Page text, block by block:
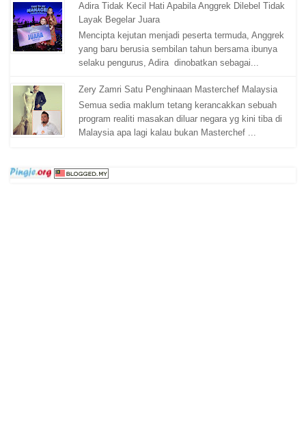
Adira Tidak Kecil Hati Apabila Anggrek Dilebel Tidak
Layak Begelar Juara
Mencipta kejutan menjadi peserta termuda, Anggrek
yang baru berusia sembilan tahun bersama ibunya
selaku pengurus, Adira dinobatkan sebagai...
Zery Zamri Satu Penghinaan Masterchef Malaysia
Semua sedia maklum tetang kerancakkan sebuah
program realiti masakan diluar negara yg kini tiba di
Malaysia apa lagi kalau bukan Masterchef ...